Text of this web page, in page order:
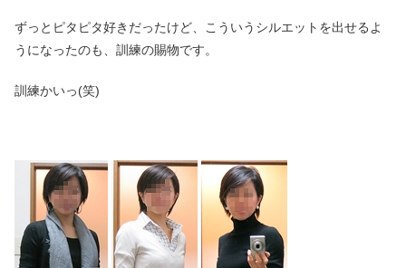
ずっとピタピタ好きだったけど、こういうシルエットを出せるよ
うになったのも、訓練の賜物です。
訓練かいっ(笑)